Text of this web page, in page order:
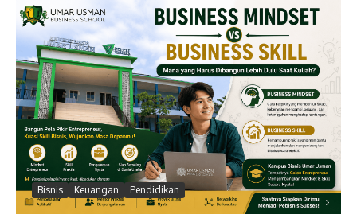
Bisnis Keuangan Pendidikan